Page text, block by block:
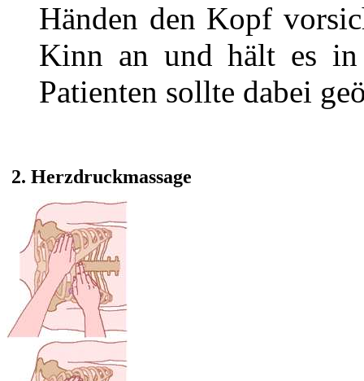
Händen den Kopf
Kinn an und hält es in
Patienten sollte dabei
2. Herzdruckmassage